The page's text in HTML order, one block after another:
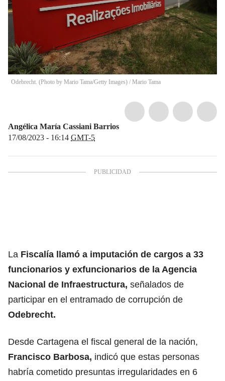
Odebrecht. (Photo by Mario Tama/Getty Images) / Mario Tama
Angélica María Cassiani Barrios
17/08/2023 - 16:14 GMT-5
La Fiscalía llamó a imputación de cargos a 33
funcionarios y exfuncionarios de la Agencia
Nacional de Infraestructura, señalados de
participar en el entramado de corrupción de
Odebrecht.
Desde Cartagena el fiscal general de la nación,
Francisco Barbosa, indicó que estas personas
habría cometido presuntas irregularidades en 6